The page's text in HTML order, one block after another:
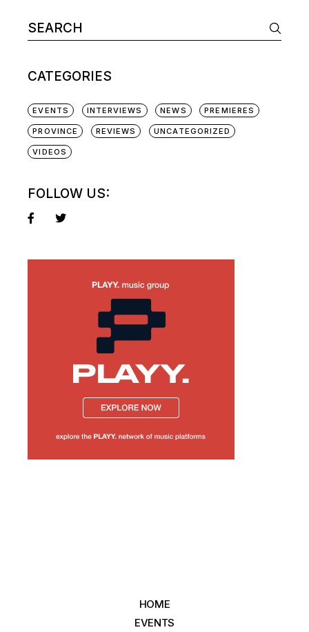
CATEGORIES
EVENTS INTERVIEWS NEWS PREMIERES
PROVINCE REVIEWS UNCATEGORIZED
VIDEOS
FOLLOW US:
HOME
EVENTS